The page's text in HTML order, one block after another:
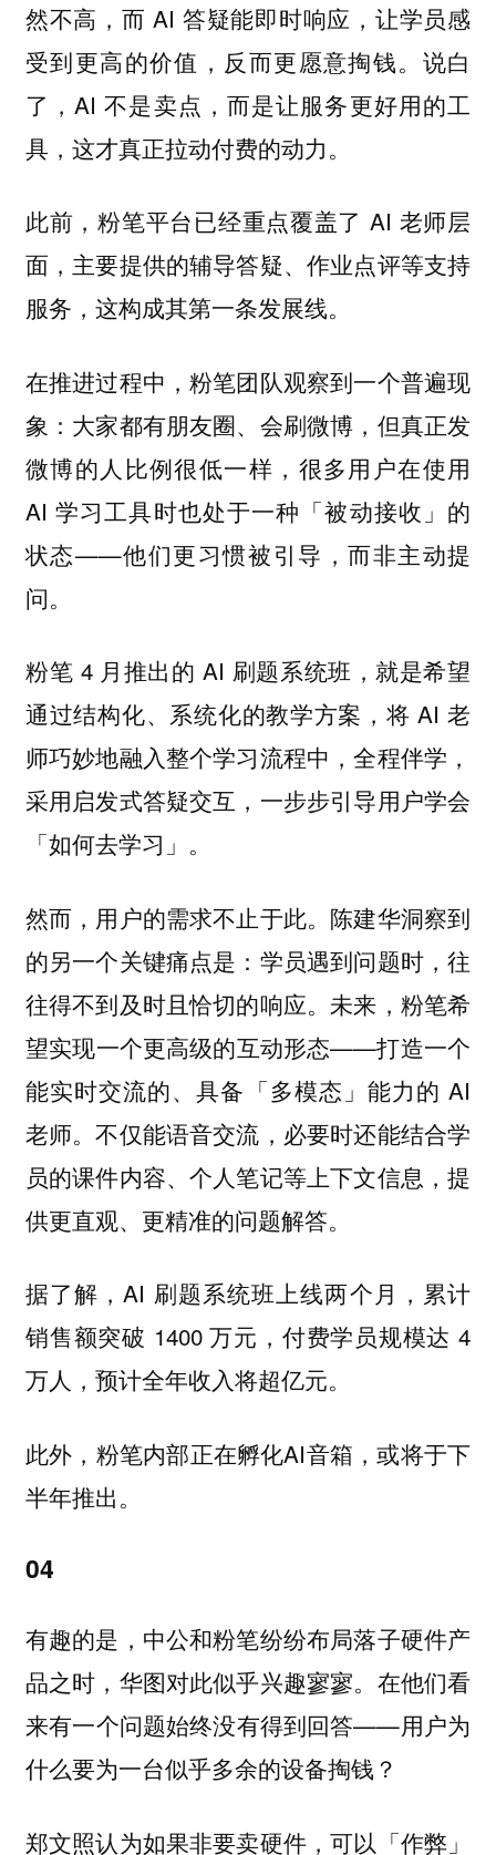
然不高，而 AI 答疑能即时响应，让学员感
受到更高的价值，反而更愿意掏钱。说白
了，AI 不是卖点，而是让服务更好用的工
具，这才真正拉动付费的动力。
此前，粉笔平台已经重点覆盖了 AI 老师层
面，主要提供的辅导答疑、作业点评等支持
服务，这构成其第一条发展线。
在推进过程中，粉笔团队观察到一个普遍现
象：大家都有朋友圈、会刷微博，但真正发
微博的人比例很低一样，很多用户在使用
AI 学习工具时也处于一种「被动接收」的
状态——他们更习惯被引导，而非主动提
问。
粉笔 4 月推出的 AI 刷题系统班，就是希望
通过结构化、系统化的教学方案，将 AI 老
师巧妙地融入整个学习流程中，全程伴学，
采用启发式答疑交互，一步步引导用户学会
「如何去学习」。
然而，用户的需求不止于此。陈建华洞察到
的另一个关键痛点是： 学员遇到问题时，往
往得不到及时且恰切的响应。未来，粉笔希
望实现一个更高级的互动形态——打造一个
能实时交流的、具备「多模态」能力的 AI
老师。不仅能语音交流，必要时还能结合学
员的课件内容、个人笔记等上下文信息，提
供更直观、更精准的问题解答。
据了解，AI 刷题系统班上线两个月，累计
销售额突破 1400 万元，付费学员规模达 4
万人，预计全年收入将超亿元。
此外，粉笔内部正在孵化AI音箱，或将于下
半年推出。
04
有趣的是，中公和粉笔纷纷布局落子硬件产
品之时，华图对此似乎兴趣寥寥。在他们看
来有一个问题始终没有得到回答——用户为
什么要为一台似乎多余的设备掏钱？
郑文照认为如果非要卖硬件，可以「作弊」